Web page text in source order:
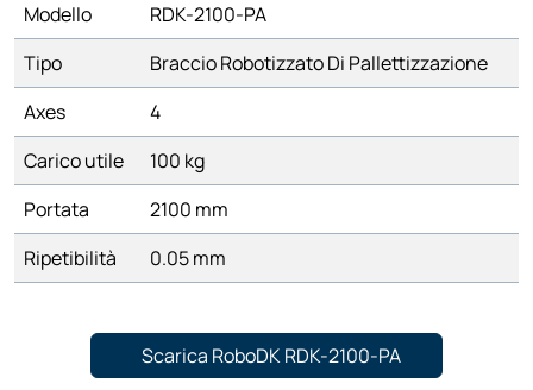
Modello
RDK-2100-PA
Tipo
Braccio Robotizzato Di Pallettizzazione
Axes
4
Carico utile
100 kg
Portata
2100 mm
Ripetibilità
0.05 mm
Scarica RoboDK RDK-2100-PA